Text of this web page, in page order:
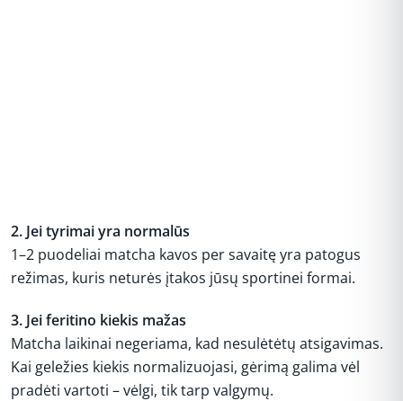
2. Jei tyrimai yra normalūs
1–2 puodeliai matcha kavos per savaitę yra patogus
režimas, kuris neturės įtakos jūsų sportinei formai.
3. Jei feritino kiekis mažas
Matcha laikinai negeriama, kad nesulėtėtų atsigavimas.
Kai geležies kiekis normalizuojasi, gėrimą galima vėl
pradėti vartoti – vėlgi, tik tarp valgymų.